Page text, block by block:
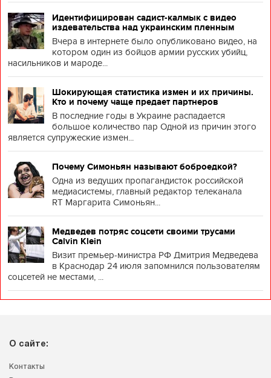
Идентифицирован садист-калмык с видео
издевательства над украинским пленным
Вчера в интернете было опубликовано видео, на
котором один из бойцов армии русских убийц,
насильников и мароде...
Шокирующая статистика измен и их причины.
Кто и почему чаще предает партнеров
В последние годы в Украине распадается
большое количество пар Одной из причин этого
является супружеские измен...
Почему Симоньян называют боброедкой?
Одна из ведущих пропагандисток российской
медиасистемы, главный редактор телеканала
RT Маргарита Симоньян...
Медведев потряс соцсети своими трусами
Calvin Klein
Визит премьер-министра РФ Дмитрия Медведева
в Краснодар 24 июля запомнился пользователям
соцсетей не местами, ...
О сайте:
Контакты